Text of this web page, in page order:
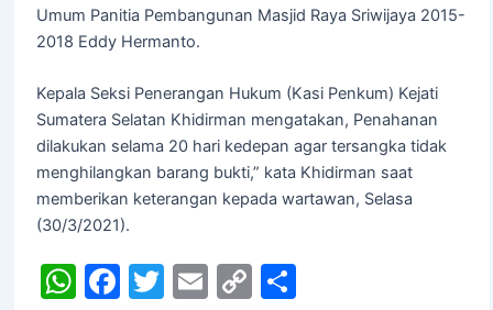
Umum Panitia Pembangunan Masjid Raya Sriwijaya 2015-
2018 Eddy Hermanto.
Kepala Seksi Penerangan Hukum (Kasi Penkum) Kejati
Sumatera Selatan Khidirman mengatakan, Penahanan
dilakukan selama 20 hari kedepan agar tersangka tidak
menghilangkan barang bukti,” kata Khidirman saat
memberikan keterangan kepada wartawan, Selasa
(30/3/2021).
W F T E C S